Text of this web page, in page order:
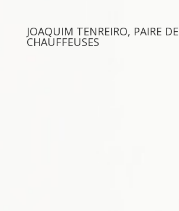
JOAQUIM TENREIRO, PAIRE DE
CHAUFFEUSES